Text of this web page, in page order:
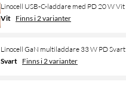
Linocell USB-C-laddare med PD 20 W Vit
Vit Finns i 2 varianter
Linocell GaN multiladdare 33 W PD Svart
Svart Finns i 2 varianter